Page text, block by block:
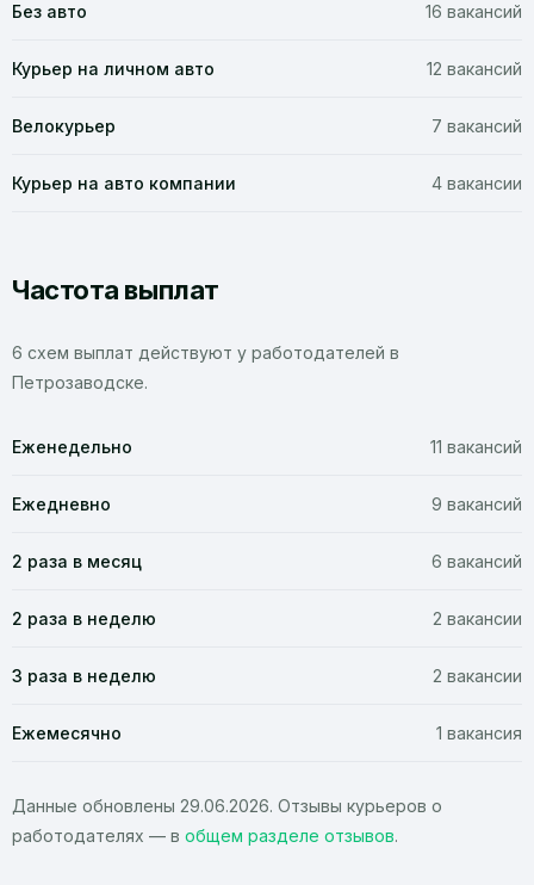
Без авто 16 вакансий
Курьер на личном авто 12 вакансий
Велокурьер 7 вакансий
Курьер на авто компании 4 вакансии
Частота выплат
6 схем выплат действуют у работодателей в
Петрозаводске.
Еженедельно 11 вакансий
Ежедневно 9 вакансий
2 раза в месяц 6 вакансий
2 раза в неделю 2 вакансии
3 раза в неделю 2 вакансии
Ежемесячно 1 вакансия
Данные обновлены 29.06.2026. Отзывы курьеров о
работодателях — в общем разделе отзывов.